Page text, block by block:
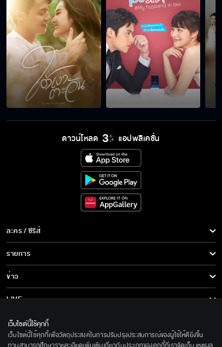
ใครกันแน่ที่เป็นเจ้าของพี่เธียร!!
ปล้ำสามีตัวเอง...มันจะผิดกฎหมายข้อไหน
อกเกือบหักแอบรักคุณสามี คืนนี้เสนอเป็นตอน
แรก
อกเกือบหักแอบรักคุณสามี เริ่ม 21 เมษายนนี้!!
ดาวน์โหลด แอปพลิเคชั่น
ละคร / ซีรีส์
ละคร/ซีรีส์
ซีรีส์นานาชาติ
การ์ตูน & เกม
รายการ
รายการทั้งหมด
ข่าว
ข่าวทั้งหมด
ข่าวประชาสัมพันธ์
LIVE
เกี่ยวกับเรา
BEC World
ติดตามเราได้ที่
เว็บไซต์นี้ใช้คุกกี้
เว็บไซต์นี้ใช้คุกกี้เพื่อวัตถุประสงค์ในการปรับปรุงประสบการณ์ของผู้ใช้ให้ดียิ่งขึ้น